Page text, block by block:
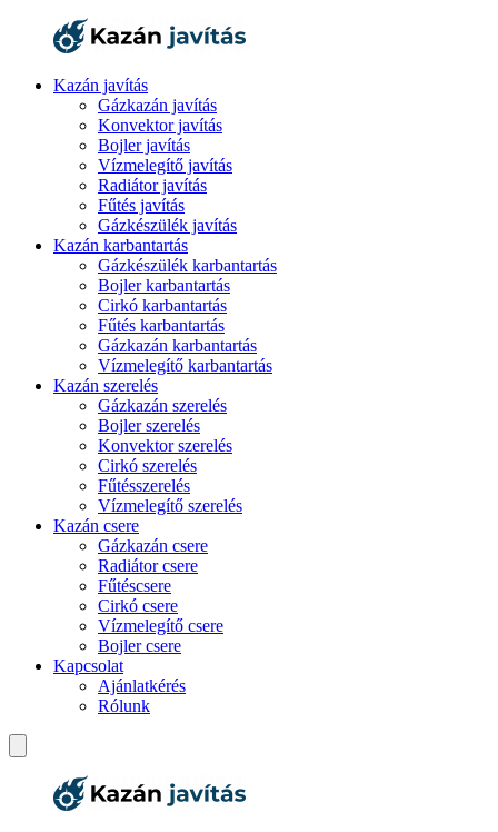
Kazán javítás
Gázkazán javítás
Konvektor javítás
Bojler javítás
Vízmelegítő javítás
Radiátor javítás
Fűtés javítás
Gázkészülék javítás
Kazán karbantartás
Gázkészülék karbantartás
Bojler karbantartás
Cirkó karbantartás
Fűtés karbantartás
Gázkazán karbantartás
Vízmelegítő karbantartás
Kazán szerelés
Gázkazán szerelés
Bojler szerelés
Konvektor szerelés
Cirkó szerelés
Fűtésszerelés
Vízmelegítő szerelés
Kazán csere
Gázkazán csere
Radiátor csere
Fűtéscsere
Cirkó csere
Vízmelegítő csere
Bojler csere
Kapcsolat
Ajánlatkérés
Rólunk